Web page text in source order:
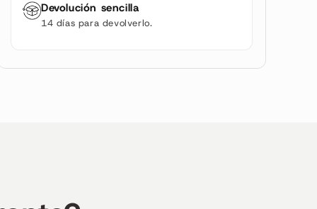
Devolución sencilla
14 días para devolverlo.